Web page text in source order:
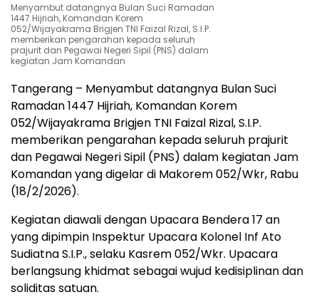
Menyambut datangnya Bulan Suci Ramadan
1447 Hijriah, Komandan Korem
052/Wijayakrama Brigjen TNI Faizal Rizal, S.I.P.
memberikan pengarahan kepada seluruh
prajurit dan Pegawai Negeri Sipil (PNS) dalam
kegiatan Jam Komandan
Tangerang – Menyambut datangnya Bulan Suci
Ramadan 1447 Hijriah, Komandan Korem
052/Wijayakrama Brigjen TNI Faizal Rizal, S.I.P.
memberikan pengarahan kepada seluruh prajurit
dan Pegawai Negeri Sipil (PNS) dalam kegiatan Jam
Komandan yang digelar di Makorem 052/Wkr, Rabu
(18/2/2026).
Kegiatan diawali dengan Upacara Bendera 17 an
yang dipimpin Inspektur Upacara Kolonel Inf Ato
Sudiatna S.I.P., selaku Kasrem 052/Wkr. Upacara
berlangsung khidmat sebagai wujud kedisiplinan dan
soliditas satuan.